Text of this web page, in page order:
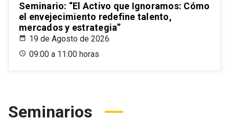
Seminario: “El Activo que Ignoramos: Cómo
el envejecimiento redefine talento,
mercados y estrategia”
19 de Agosto de 2026
09:00 a 11:00 horas
Seminarios